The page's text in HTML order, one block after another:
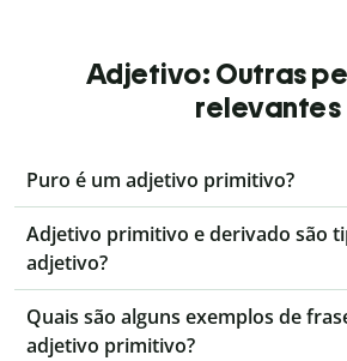
Adjetivo: Outras
relevantes
Puro é um adjetivo primitivo?
Adjetivo primitivo e derivado são
adjetivo?
Quais são alguns exemplos de
adjetivo primitivo?